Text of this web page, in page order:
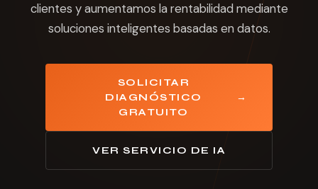
clientes y aumentamos la rentabilidad mediante
soluciones inteligentes basadas en datos.
SOLICITAR
DIAGNÓSTICO
GRATUITO
→
VER SERVICIO DE IA